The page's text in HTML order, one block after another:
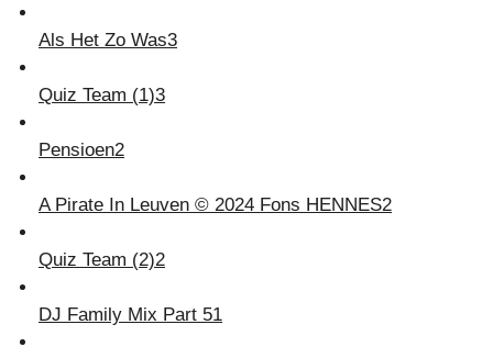
Als Het Zo Was3
Quiz Team (1)3
Pensioen2
A Pirate In Leuven © 2024 Fons HENNES2
Quiz Team (2)2
DJ Family Mix Part 51